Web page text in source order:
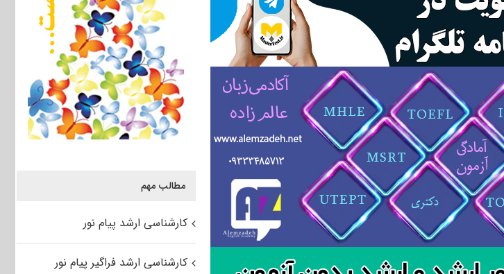
مطالب مهم
کارشناسی ارشد پیام نور
کارشناسی ارشد فراگیر پیام نور